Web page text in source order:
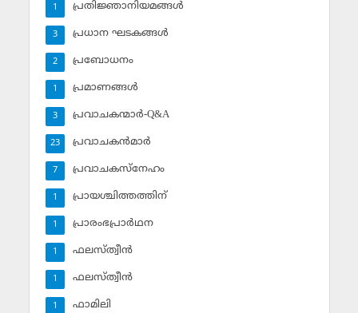
പ്രതിജ്ഞാനിയമങ്ങള്‍
1
പ്രധാന ഘടകങ്ങള്‍
3
പ്രബോധനം
2
പ്രമാണങ്ങള്‍
1
പ്രവാചകന്മാര്‍-Q&A
3
പ്രവാചകന്‍മാര്‍
23
പ്രവാചകസ്‌നേഹം
7
പ്രായശ്ചിത്തത്തിന്
1
പ്രാരംഭപ്രാര്‍ഥന
1
ഫലസ്ത്വീൻ
1
ഫലസ്ത്വീൻ
1
ഫാമിലി
1